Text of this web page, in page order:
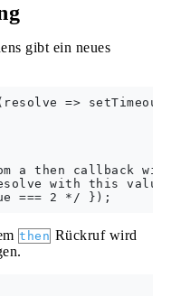
gibt ein neues
=>
a then callback
with this value
then Rückruf wird